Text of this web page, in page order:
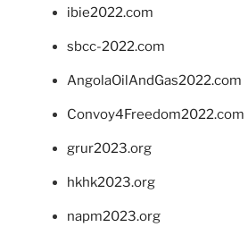
ibie2022.com
sbcc-2022.com
AngolaOilAndGas2022.com
Convoy4Freedom2022.com
grur2023.org
hkhk2023.org
napm2023.org